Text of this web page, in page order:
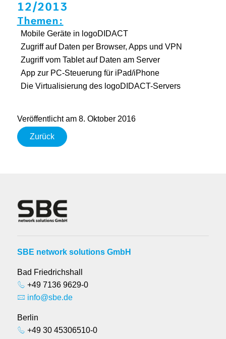
12/2013
Themen:
Mobile Geräte in logoDIDACT
Zugriff auf Daten per Browser, Apps und VPN
Zugriff vom Tablet auf Daten am Server
App zur PC-Steuerung für iPad/iPhone
Die Virtualisierung des logoDIDACT-Servers
Veröffentlicht am 8. Oktober 2016
Zurück
SBE network solutions GmbH
Bad Friedrichshall
+49 7136 9629-0
info@sbe.de
Berlin
+49 30 45306510-0